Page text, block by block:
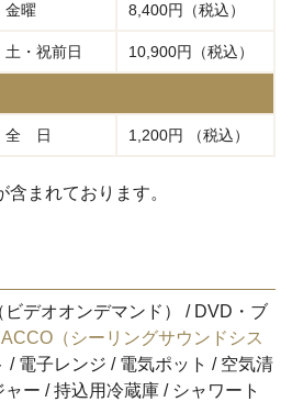
金曜 8,400円（税込）
土・祝前日 10,900円（税込）
全 日 1,200円 （税込）
まれております。
ビデオオンデマンド） / DVD・ブ
ACCO（シーリングサウンドシス
/ 電子レンジ / 電気ポット / 空気清
ー / 持込用冷蔵庫 / シャワート